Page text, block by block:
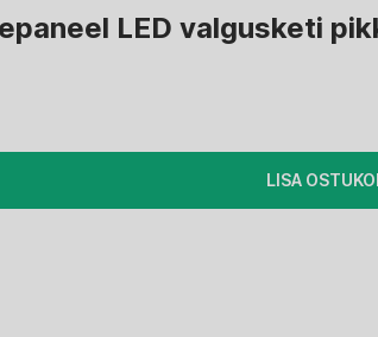
LED valgusketi
LISA